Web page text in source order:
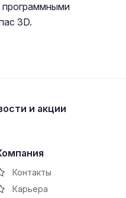
программными
3D.
и акции
Контакты
Карьера